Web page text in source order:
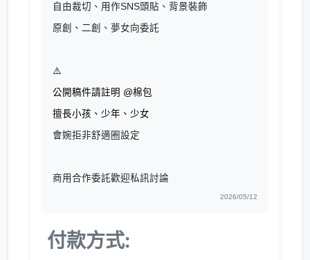
自由裁切、用作SNS頭貼、背景裝飾
原創、二創、夢女向委託
⚠️
公開稿件請註明 @棉包
擅長小孩、少年、少女
會婉拒非舒適圈設定
商用合作委託歡迎私訊討論
2026/05/12
付款方式: